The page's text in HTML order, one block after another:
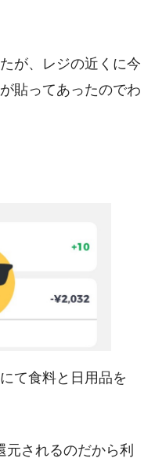
が、レジの近くに今
貼ってあったのでわ
て食料と日用品を
されるのだから利